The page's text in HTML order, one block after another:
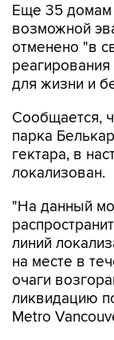
Еще 35 домам
возможной
отменено "в
для жизни и
Сообщается,
парка
гектара, в
локализован.
"На данный
линий
на месте в
очаги
ликвидацию
Metro